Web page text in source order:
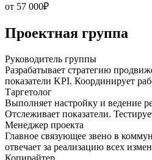
от 57 000₽
Проектная группа
Руководитель группы
Разрабатывает стратегию
показатели KPI. Координирует
Таргетолог
Выполняет настройку и ведение
Отслеживает показатели.
Менеджер проекта
Главное связующее звено в
отвечает за реализацию всех
Копирайтер